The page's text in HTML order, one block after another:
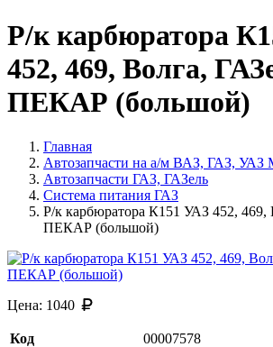
Р/к карбюратора
452, 469, Волга,
ПЕКАР (большой)
Главная
Автозапчасти на а/м ВАЗ, ГАЗ, УАЗ
Автозапчасти ГАЗ, ГАЗель
Система питания ГАЗ
Р/к карбюратора К151 УАЗ 452,
ПЕКАР (большой)
Цена: 1040
Код
00007578